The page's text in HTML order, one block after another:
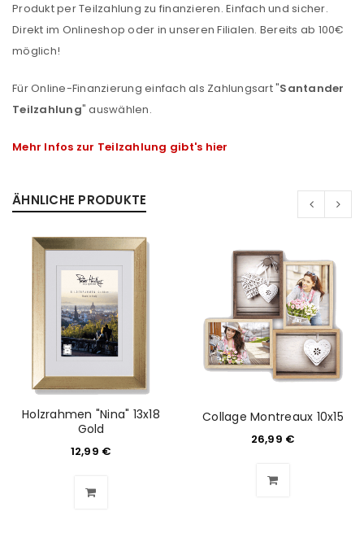
Produkt per Teilzahlung zu finanzieren. Einfach und sicher.
Direkt im Onlineshop oder in unseren Filialen. Bereits ab 100€
möglich!
Für Online-Finanzierung einfach als Zahlungsart "Santander
Teilzahlung" auswählen.
Mehr Infos zur Teilzahlung gibt's hier
ÄHNLICHE PRODUKTE
Holzrahmen "Nina" 13x18
Gold
12,99 €
Collage Montreaux 10x15
26,99 €